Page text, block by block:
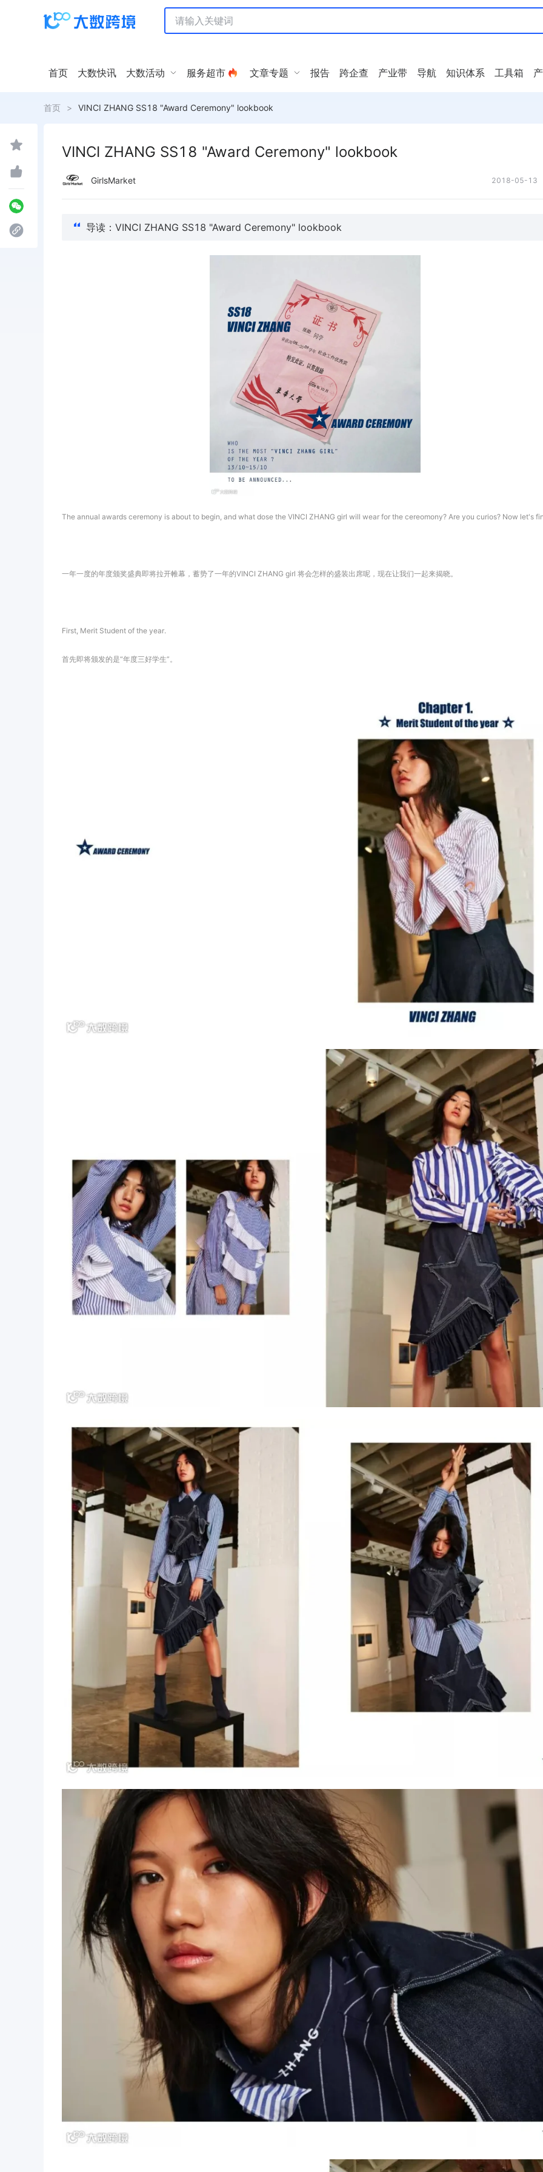
首页 大数快讯 大数活动 服务超市 文章专题 报告 跨企查 产业带 导航 知识体系 工具箱
首页 > VINCI ZHANG SS18 "Award Ceremony" lookbook
VINCI ZHANG SS18 "Award Ceremony" lookbook
GirlsMarket 2018-05-13
导读：VINCI ZHANG SS18 "Award Ceremony" lookbook
The annual awards ceremony is about to begin, and what dose the VINCI ZHANG girl will wear for the cereomony? Are you curios? Now let's
一年一度的年度颁奖盛典即将拉开帷幕，蓄势了一年的VINCI ZHANG girl 将会怎样的盛装出席呢，现在让我们一起来揭晓。
First, Merit Student of the year.
首先即将颁发的是“年度三好学生”。